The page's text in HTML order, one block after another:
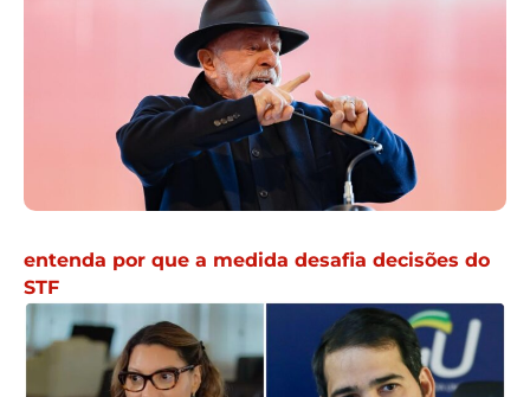
entenda por que a medida desafia decisões do
STF